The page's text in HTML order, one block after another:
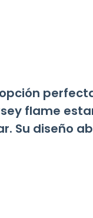
flame
Su diseño